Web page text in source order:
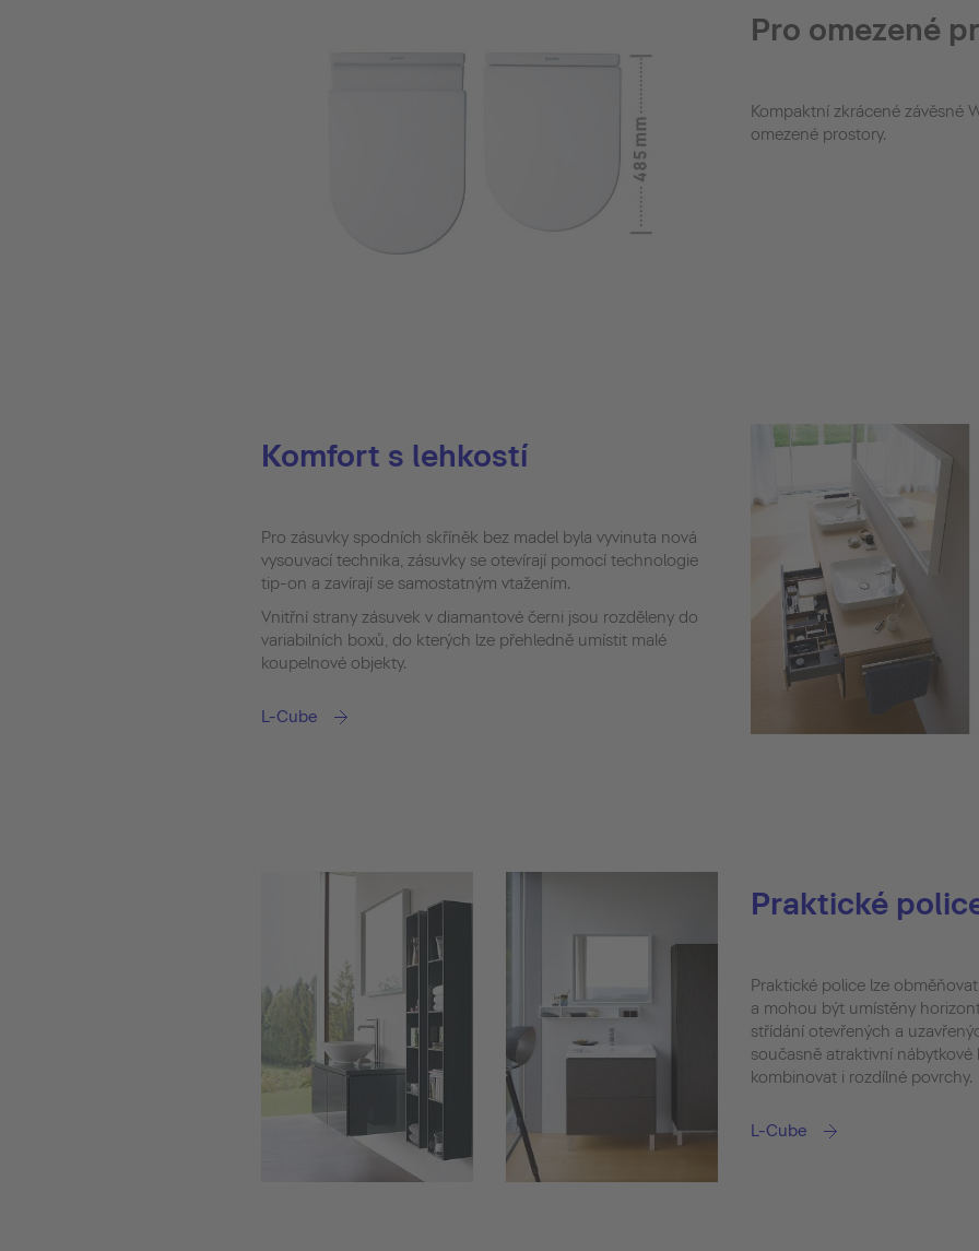
Pro omezené
Kompaktní zkrácené závěsné
omezené prostory.
Komfort s lehkostí
Pro zásuvky spodních skříněk bez madel byla vyvinuta nová
vysouvací technika, zásuvky se otevírají pomocí technologie
tip-on a zavírají se samostatným vtažením.
Vnitřní strany zásuvek v diamantové černi jsou rozděleny do
variabilních boxů, do kterých lze přehledně umístit malé
koupelnové objekty.
L-Cube
Praktické
Praktické police lze
a mohou být umístěny
střídání otevřených a
současně atraktivní nábytkové
kombinovat i rozdílné povrchy.
L-Cube